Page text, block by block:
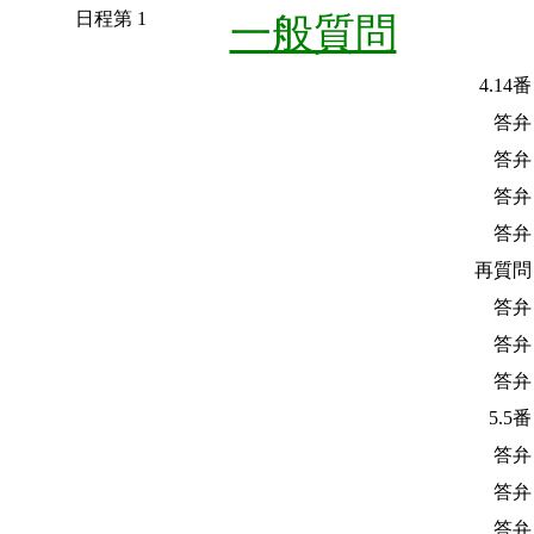
日程第 1 一般質問
4.14
答
答
答
答
再質
答
答
答
5.5
答
答
答